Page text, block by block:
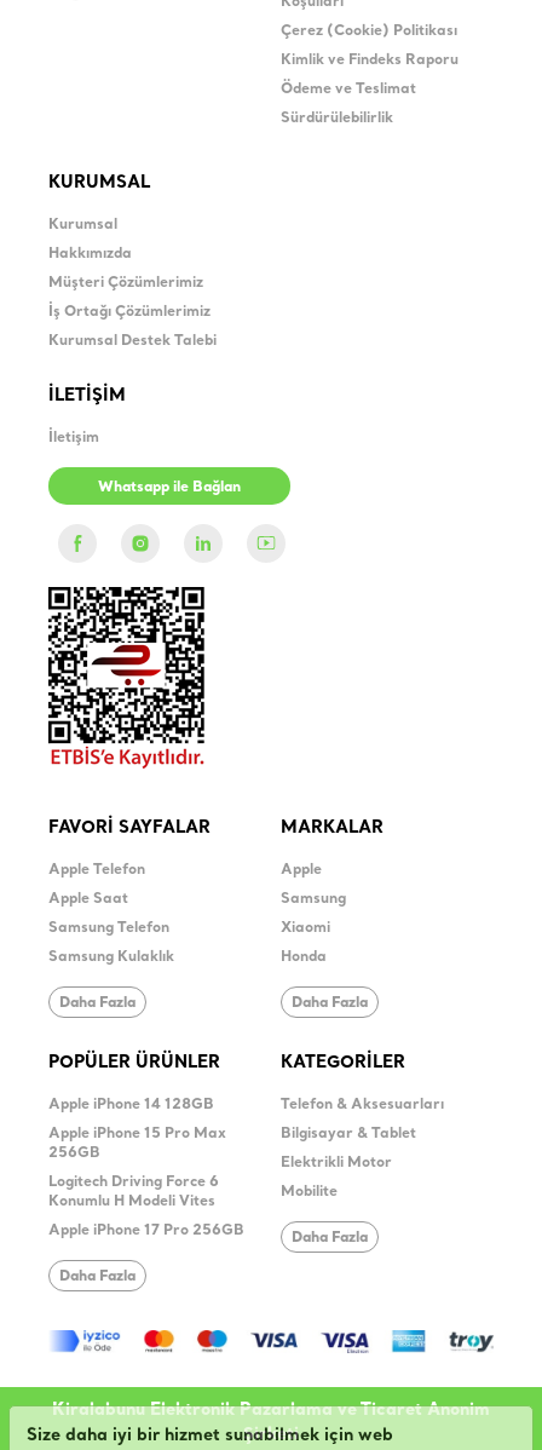
Size daha iyi bir hizmet sunabilmek için web
Çerez (Cookie) Politikası
Kimlik ve Findeks Raporu
Ödeme ve Teslimat
Sürdürülebilirlik
KURUMSAL
Kurumsal
Hakkımızda
Müşteri Çözümlerimiz
İş Ortağı Çözümlerimiz
Kurumsal Destek Talebi
İLETİŞİM
İletişim
Whatsapp ile Bağlan
FAVORİ SAYFALAR
Apple Telefon
Apple Saat
Samsung Telefon
Samsung Kulaklık
Daha Fazla
MARKALAR
Apple
Samsung
Xiaomi
Honda
Daha Fazla
POPÜLER ÜRÜNLER
Apple iPhone 14 128GB
Apple iPhone 15 Pro Max
256GB
Logitech Driving Force 6
Konumlu H Modeli Vites
Apple iPhone 17 Pro 256GB
Daha Fazla
KATEGORİLER
Telefon & Aksesuarları
Bilgisayar & Tablet
Elektrikli Motor
Mobilite
Daha Fazla
Kiralabunu Elektronik Pazarlama ve Ticaret Anonim
Şirketi